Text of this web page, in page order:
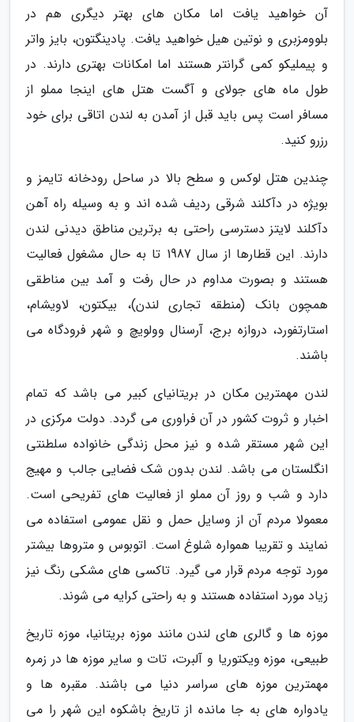
آن خواهید یافت اما مکان های بهتر دیگری هم در
بلوومزبری و نوتین هیل خواهید یافت. پادینگتون، بایز واتر
و پیملیکو کمی گرانتر هستند اما امکانات بهتری دارند. در
طول ماه های جولای و آگست هتل های اینجا مملو از
مسافر است پس باید قبل از آمدن به لندن اتاقی برای خود
رزرو کنید.
چندین هتل لوکس و سطح بالا در ساحل رودخانه تایمز و
بویژه در دآکلند شرقی ردیف شده اند و به وسیله راه آهن
دآکلند لایتز دسترسی راحتی به برترین مناطق دیدنی لندن
دارند. این قطارها از سال 1987 تا به حال مشغول فعالیت
هستند و بصورت مداوم در حال رفت و آمد بین مناطقی
همچون بانک (منطقه تجاری لندن)، بیکتون، لاویشام،
استارتفورد، دروازه برج، آرسنال وولویچ و شهر فرودگاه می
باشند.
لندن مهمترین مکان در بریتانیای کبیر می باشد که تمام
اخبار و ثروت کشور در آن فراوری می گردد. دولت مرکزی در
این شهر مستقر شده و نیز محل زندگی خانواده سلطنتی
انگلستان می باشد. لندن بدون شک فضایی جالب و مهیج
دارد و شب و روز آن مملو از فعالیت های تفریحی است.
معمولا مردم آن از وسایل حمل و نقل عمومی استفاده می
نمایند و تقریبا همواره شلوغ است. اتوبوس و متروها بیشتر
مورد توجه مردم قرار می گیرد. تاکسی های مشکی رنگ نیز
زیاد مورد استفاده هستند و به راحتی کرایه می شوند.
موزه ها و گالری های لندن مانند موزه بریتانیا، موزه تاریخ
طبیعی، موزه ویکتوریا و آلبرت، تات و سایر موزه ها در زمره
مهمترین موزه های سراسر دنیا می باشند. مقبره ها و
یادواره های به جا مانده از تاریخ باشکوه این شهر را می